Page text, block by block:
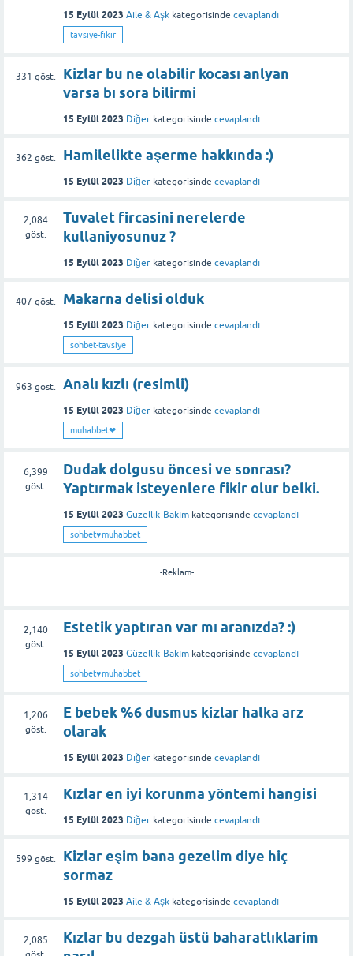
15 Eylül 2023 Aile & Aşk kategorisinde cevaplandı
tavsiye-fikir
331 göst.
Kizlar bu ne olabilir kocası anlyan
varsa bı sora bilirmi
15 Eylül 2023 Diğer kategorisinde cevaplandı
362 göst. Hamilelikte aşerme hakkında :)
15 Eylül 2023 Diğer kategorisinde cevaplandı
2,084
göst.
Tuvalet fircasini nerelerde
kullaniyosunuz ?
15 Eylül 2023 Diğer kategorisinde cevaplandı
407 göst. Makarna delisi olduk
15 Eylül 2023 Diğer kategorisinde cevaplandı
sohbet-tavsiye
963 göst. Analı kızlı (resimli)
15 Eylül 2023 Diğer kategorisinde cevaplandı
muhabbet❤
6,399
göst.
Dudak dolgusu öncesi ve sonrası?
Yaptırmak isteyenlere fikir olur belki.
15 Eylül 2023 Güzellik-Bakım kategorisinde cevaplandı
sohbet♥️muhabbet
-Reklam-
2,140
göst.
Estetik yaptıran var mı aranızda? :)
15 Eylül 2023 Güzellik-Bakım kategorisinde cevaplandı
sohbet♥️muhabbet
1,206
göst.
E bebek %6 dusmus kizlar halka arz
olarak
15 Eylül 2023 Diğer kategorisinde cevaplandı
1,314
göst.
Kızlar en iyi korunma yöntemi hangisi
15 Eylül 2023 Diğer kategorisinde cevaplandı
599 göst.
Kizlar eşim bana gezelim diye hiç
sormaz
15 Eylül 2023 Aile & Aşk kategorisinde cevaplandı
2,085
Kızlar bu dezgah üstü baharatlıklarim